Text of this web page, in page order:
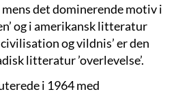
det dominerende motiv i
og i amerikansk litteratur
og vildnis’ er den
litteratur ’overlevelse’.
i 1964 med